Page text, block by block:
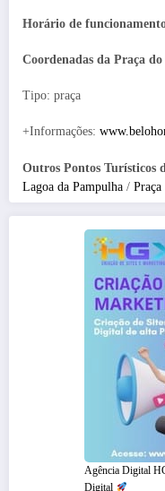
Horário de
Coordenadas da Praça do
Tipo: praça
+Informações:
Outros Pontos Turísticos
Lagoa da Pampulha /
Agência Digital
Digital